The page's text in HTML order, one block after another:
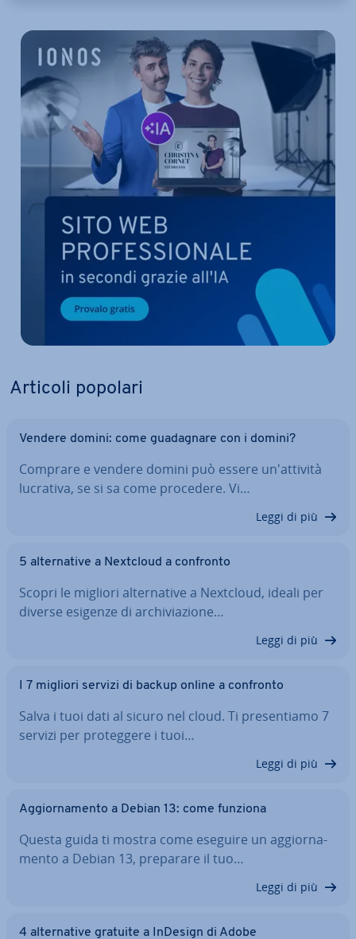
Articoli popolari
Vendere domini: come gua­da­gna­re con i domini?
Comprare e vendere domini può essere un'at­ti­vi­tà
lucrativa, se si sa come procedere. Vi…
Leggi di più
5 al­ter­na­ti­ve a Nextcloud a confronto
Scopri le migliori al­ter­na­ti­ve a Nextcloud, ideali per
diverse esigenze di ar­chi­via­zio­ne…
Leggi di più
I 7 migliori servizi di backup online a confronto
Salva i tuoi dati al sicuro nel cloud. Ti pre­sen­tia­mo 7
servizi per pro­teg­ge­re i tuoi…
Leggi di più
Ag­gior­na­men­to a Debian 13: come funziona
Questa guida ti mostra come eseguire un ag­gior­na­
men­to a Debian 13, preparare il tuo…
Leggi di più
4 al­ter­na­ti­ve gratuite a InDesign di Adobe